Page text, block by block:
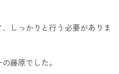
しっかりと行う必要がありま
藤原でした。